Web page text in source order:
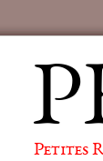
Petites